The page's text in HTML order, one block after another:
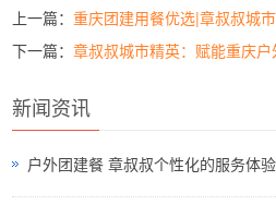
上一篇：重庆团建用餐优选|章叔叔城市
下一篇：章叔叔城市精英：赋能重庆户外
新闻资讯
户外团建餐 章叔叔个性化的服务体验